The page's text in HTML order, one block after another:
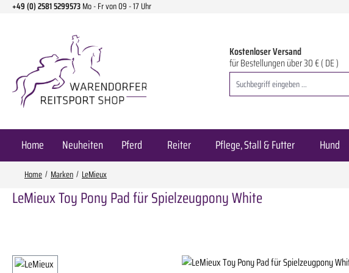
Hauptinhalt springen
Zur Suche springen
Zur Hauptnavigation springen
+49 (0) 2581 5299573Mo - Fr von 09 - 17 Uhr
Kostenloser Versand
für Bestellungen über 30 € ( DE )
Home Neuheiten Pferd Reiter Pflege, Stall & Futter Hund
Home Marken LeMieux
LeMieux Toy Pony Pad für Spielzeugpony White
Bildergalerie überspringen